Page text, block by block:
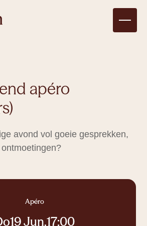
upcoming events for
apéro
avond vol goeie gesprekken,
Apéro
19 Jun,17:00